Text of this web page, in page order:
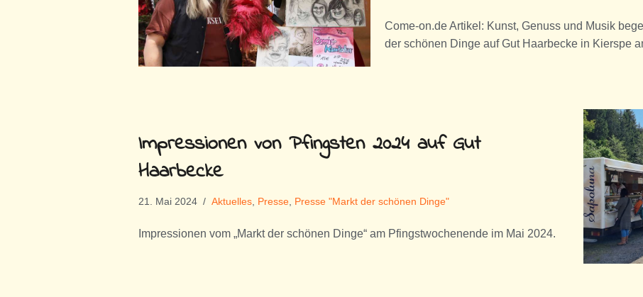
Come-on.de Artikel: Kunst, Genuss und Musik
der schönen Dinge auf Gut Haarbecke in Kierspe
Impressionen von Pfingsten 2024 auf Gut
Haarbecke
21. Mai 2024 Aktuelles Presse Presse "Markt der schönen Dinge"
Impressionen vom „Markt der schönen Dinge“ am Pfingstwochenende im Mai 2024.